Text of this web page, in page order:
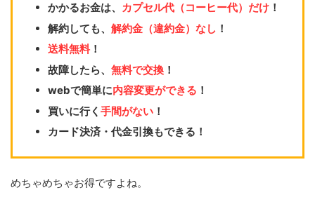
かかるお金は、 カプセル代（コーヒー代）だけ ！
解約しても、 解約金（違約金）なし ！
送料無料 ！
故障したら、 無料で交換 ！
webで簡単に内容変更ができる ！
買いに行く 手間がない ！
カード決済・代金引換もできる！
めちゃめちゃお得ですよね。